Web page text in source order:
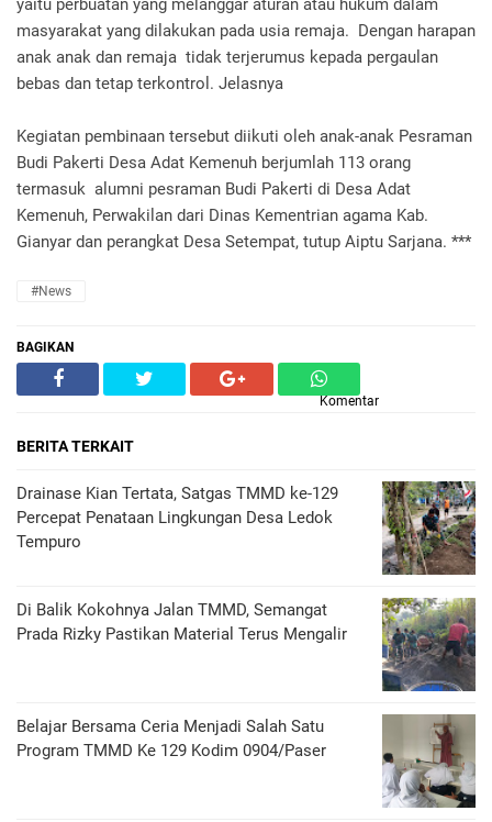
yaitu perbuatan yang melanggar aturan atau hukum dalam
masyarakat yang dilakukan pada usia remaja. Dengan harapan
anak anak dan remaja tidak terjerumus kepada pergaulan
bebas dan tetap terkontrol. Jelasnya
Kegiatan pembinaan tersebut diikuti oleh anak-anak Pesraman
Budi Pakerti Desa Adat Kemenuh berjumlah 113 orang
termasuk alumni pesraman Budi Pakerti di Desa Adat
Kemenuh, Perwakilan dari Dinas Kementrian agama Kab.
Gianyar dan perangkat Desa Setempat, tutup Aiptu Sarjana. ***
#News
BAGIKAN
Komentar
BERITA TERKAIT
Drainase Kian Tertata, Satgas TMMD ke-129
Percepat Penataan Lingkungan Desa Ledok
Tempuro
Di Balik Kokohnya Jalan TMMD, Semangat
Prada Rizky Pastikan Material Terus Mengalir
Belajar Bersama Ceria Menjadi Salah Satu
Program TMMD Ke 129 Kodim 0904/Paser